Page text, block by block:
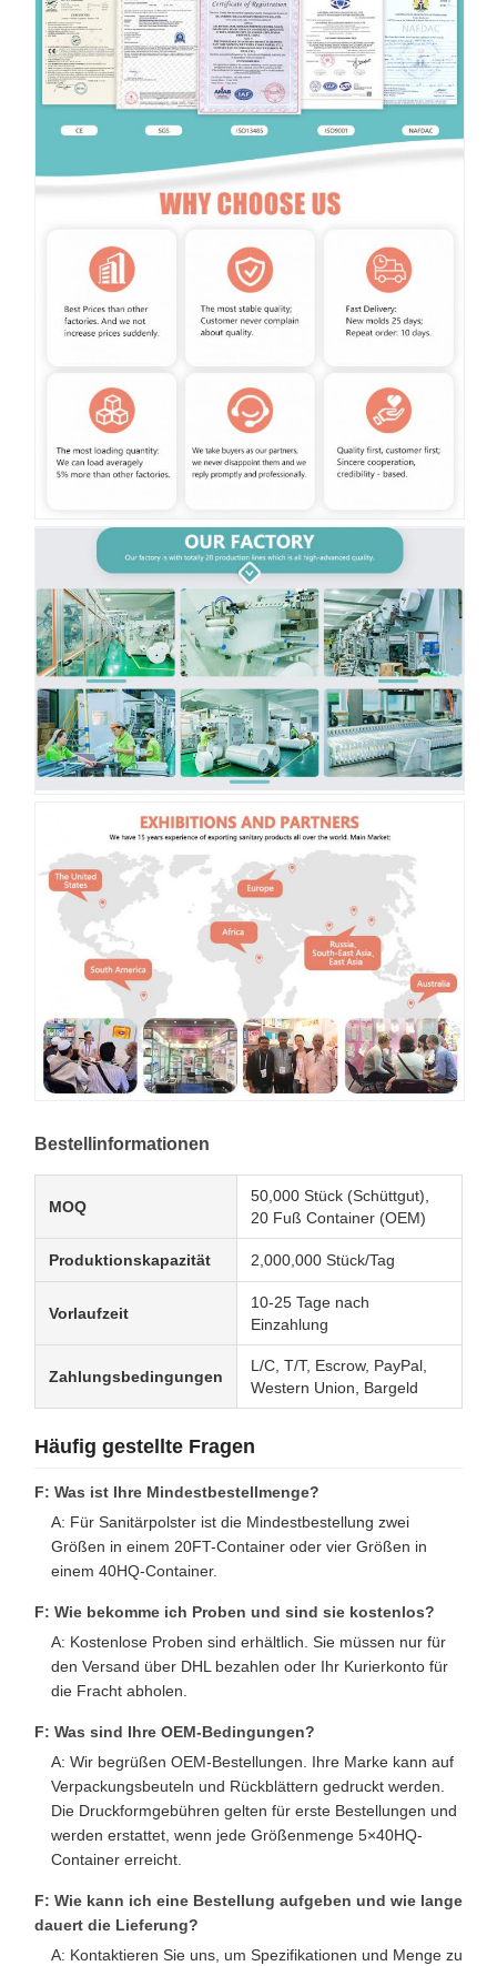
Bestellinformationen
MOQ
50,000 Stück (Schüttgut),
20 Fuß Container (OEM)
Produktionskapazität 2,000,000 Stück/Tag
Vorlaufzeit
10-25 Tage nach
Einzahlung
Zahlungsbedingungen
L/C, T/T, Escrow, PayPal,
Western Union, Bargeld
Häufig gestellte Fragen
F: Was ist Ihre Mindestbestellmenge?
A: Für Sanitärpolster ist die Mindestbestellung zwei
Größen in einem 20FT-Container oder vier Größen in
einem 40HQ-Container.
F: Wie bekomme ich Proben und sind sie kostenlos?
A: Kostenlose Proben sind erhältlich. Sie müssen nur für
den Versand über DHL bezahlen oder Ihr Kurierkonto für
die Fracht abholen.
F: Was sind Ihre OEM-Bedingungen?
A: Wir begrüßen OEM-Bestellungen. Ihre Marke kann auf
Verpackungsbeuteln und Rückblättern gedruckt werden.
Die Druckformgebühren gelten für erste Bestellungen und
werden erstattet, wenn jede Größenmenge 5×40HQ-
Container erreicht.
F: Wie kann ich eine Bestellung aufgeben und wie lange
dauert die Lieferung?
A: Kontaktieren Sie uns, um Spezifikationen und Menge zu